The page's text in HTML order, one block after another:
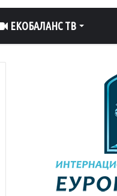
ЕКОБАЛАНС ТВ